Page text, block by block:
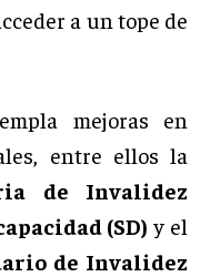
a un tope de
mejoras en
entre ellos la
de Invalidez
(SD) y el
de Invalidez